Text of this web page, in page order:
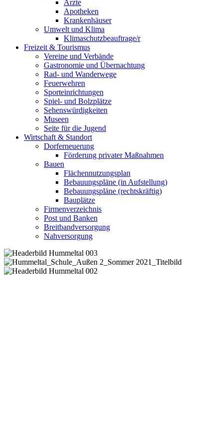
Ärzte
Apotheken
Krankenhäuser
Umwelt und Klima
Klimaschutzbeauftrage/r
Freizeit & Tourismus
Vereine und Verbände
Gastronomie und Übernachtung
Rad- und Wanderwege
Feuerwehren
Sporteinrichtungen
Spiel- und Bolzplätze
Sehenswürdigkeiten
Museen
Seite für die Jugend
Wirtschaft & Standort
Dorferneuerung
Förderung privater Maßnahmen
Bauen
Flächennutzungsplan
Bebauungspläne (in Aufstellung)
Bebauungspläne (rechtskräftig)
Bauplätze
Firmenverzeichnis
Post und Banken
Breitbandversorgung
Nahversorgung